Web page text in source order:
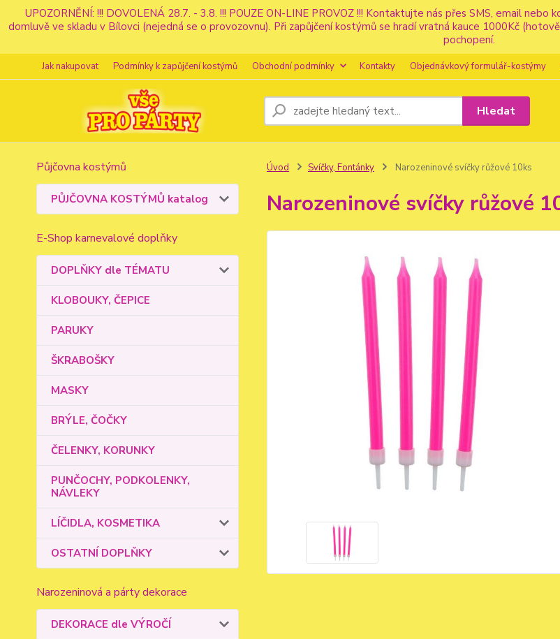
UPOZORNĚNÍ: !!! DOVOLENÁ 28.7. - 3.8. !!! POUZE ON-LINE PROVOZ !!! Kontaktujte nás přes SMS, email
domluvě ve skladu v Bílovci (nejedná se o provozovnu). Při zapůjčení kostýmů se hradí vratná kauce 1000Kč
pochopení.
Jak nakupovat Podmínky k zapůjčení kostýmů Obchodní podmínky Kontakty Objednávkový formulář-kostýmy
Hledat
Půjčovna kostýmů
PŮJČOVNA KOSTÝMŮ katalog
E-Shop karnevalové doplňky
DOPLŇKY dle TÉMATU
KLOBOUKY, ČEPICE
PARUKY
ŠKRABOŠKY
MASKY
BRÝLE, ČOČKY
ČELENKY, KORUNKY
PUNČOCHY, PODKOLENKY,
NÁVLEKY
LÍČIDLA, KOSMETIKA
OSTATNÍ DOPLŇKY
Narozeninová a párty dekorace
DEKORACE dle VÝROČÍ
Úvod Svíčky, Fontánky Narozeninové svíčky růžové 10ks
Narozeninové svíčky růžové